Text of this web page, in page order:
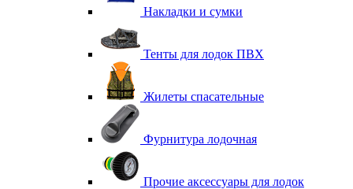
Накладки и сумки
Тенты для лодок ПВХ
Жилеты спасательные
Фурнитура лодочная
Прочие аксессуары для лодок